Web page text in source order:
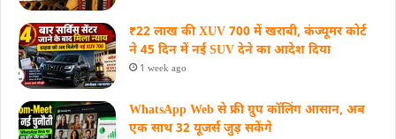
₹22 लाख की XUV 700 में खराबी, कंज्यूमर कोर्ट
ने 45 दिन में नई SUV देने का आदेश दिया
1 week ago
WhatsApp Web से फ्री ग्रुप कॉलिंग आसान, अब
एक साथ 32 यूजर्स जुड़ सकेंगे